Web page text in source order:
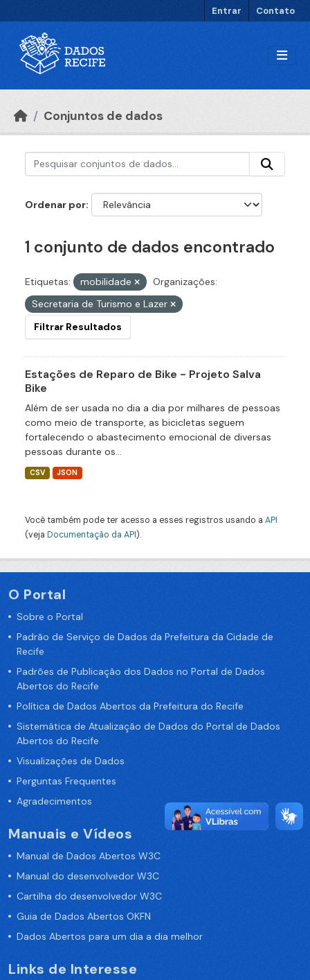
Entrar Contato
Conjuntos de dados
Ordenar por
1 conjunto de dados encontrado
Etiquetas: mobilidade
Organizações:
Secretaria de Turismo e Lazer
Filtrar Resultados
Estações de Reparo de Bike - Projeto Salva
Bike
Além de ser usada no dia a dia por milhares de pessoas
como meio de transporte, as bicicletas seguem
fortalecendo o abastecimento emocional de diversas
pessoas durante os...
CSV JSON
Você também pode ter acesso a esses registros usando a API
(veja Documentação da API).
O Portal
Sobre o Portal
Padrão de Serviço de Dados da Prefeitura da Cidade de
Recife
Padrões de Publicação dos Dados no Portal de Dados
Abertos do Recife
Política de Dados Abertos da Prefeitura do Recife
Sistemática de Atualização de Dados do Portal de Dados
Abertos do Recife
Visualizações de Dados
Perguntas Frequentes
Agradecimentos
Manuais e Vídeos
Manual de Dados Abertos W3C
Manual do desenvolvedor W3C
Cartilha do desenvolvedor W3C
Guia de Dados Abertos OKFN
Dados Abertos para um dia a dia melhor
Links de Interesse